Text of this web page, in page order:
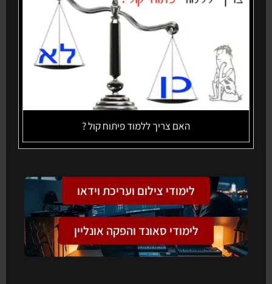
האם צריך ללמוד פיתוח קול ?
לימודי צילום ועריכת וידאו
לימודי סאונד והפקה אונליין